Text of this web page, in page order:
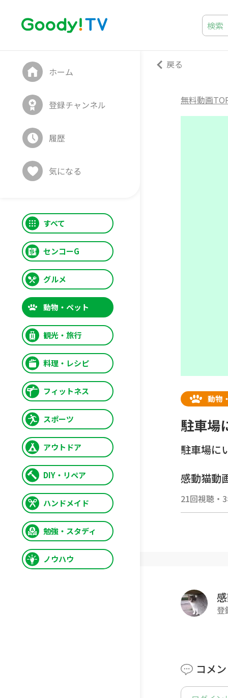
ホーム
登録チャンネル
履歴
気になる
すべて
センコーG
グルメ
動物・ペット
観光・旅行
料理・レシピ
フィットネス
スポーツ
アウトドア
DIY・リペア
ハンドメイド
勉強・スタディ
ノウハウ
戻る
無料動画
動物
駐車場
駐車場に
感動猫動
感動猫動
動画の再
野良猫探
三毛猫
られにや
ナデナデ
日の子猫
21回視聴 ・
登
コメ